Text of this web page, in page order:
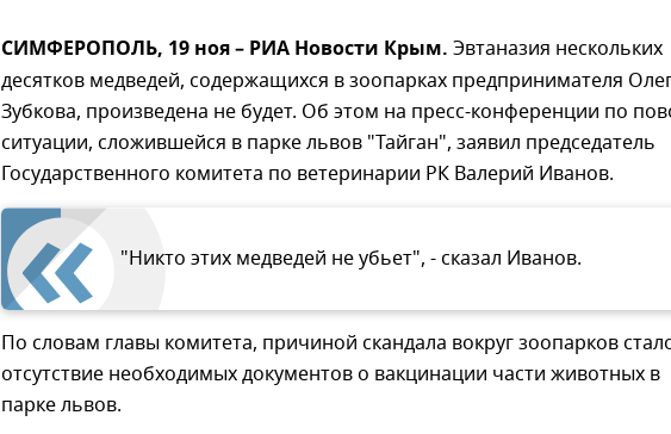
СИМФЕРОПОЛЬ, 19 ноя – РИА Новости Крым. Эвтаназия нескольких
десятков медведей, содержащихся в зоопарках предпринимателя
Зубкова, произведена не будет. Об этом на пресс-конференции по
ситуации, сложившейся в парке львов "Тайган", заявил председатель
Государственного комитета по ветеринарии РК Валерий Иванов.
"Никто этих медведей не убьет", - сказал Иванов.
По словам главы комитета, причиной скандала вокруг зоопарков
отсутствие необходимых документов о вакцинации части животных в
парке львов.